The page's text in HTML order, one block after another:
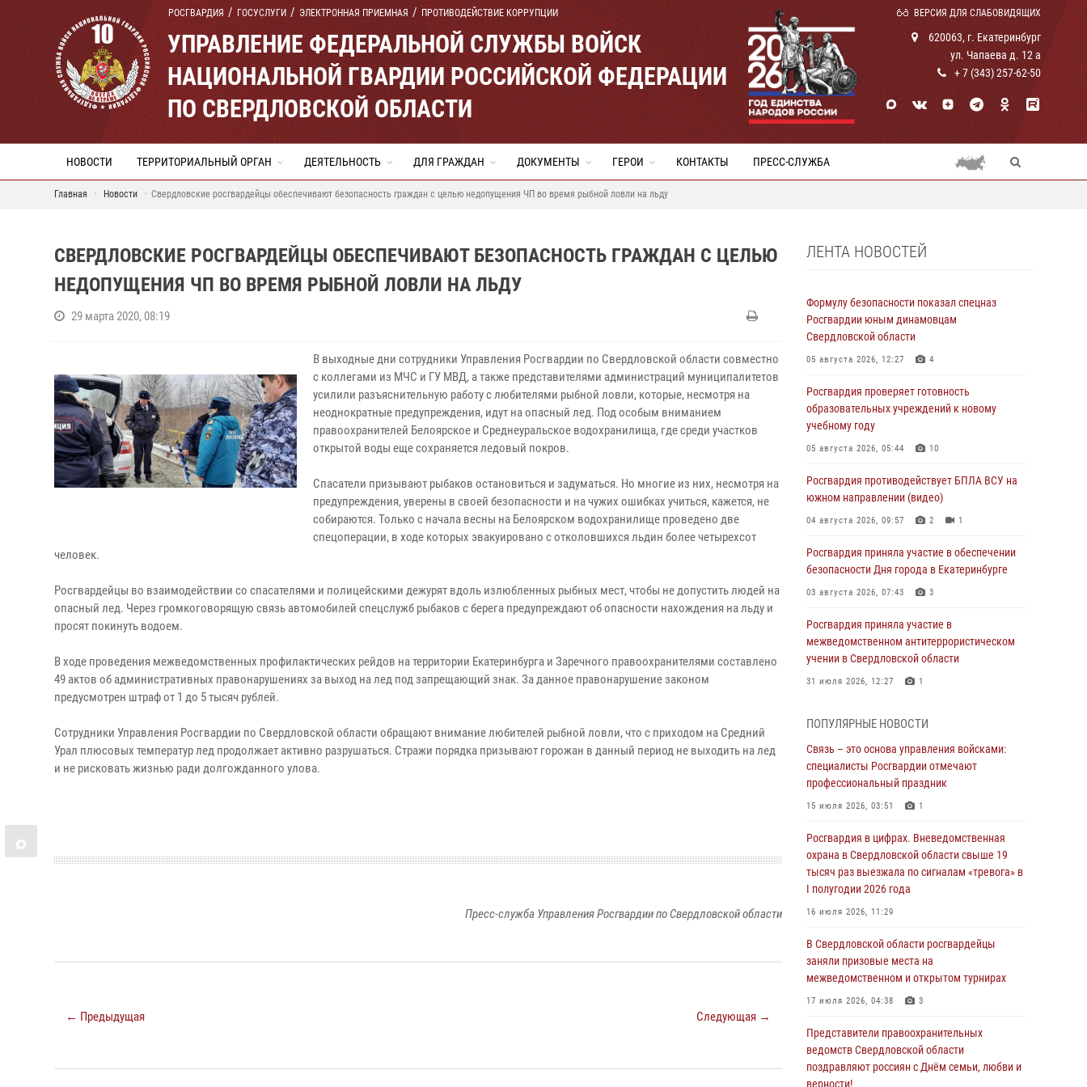
РОСГВАРДИЯ ГОСУСЛУГИ ЭЛЕКТРОННАЯ ПРИЕМНАЯ ПРОТИВОДЕЙСТВИЕ КОРРУПЦИИ ВЕРСИЯ ДЛЯ СЛАБОВИДЯЩИХ
УПРАВЛЕНИЕ ФЕДЕРАЛЬНОЙ СЛУЖБЫ ВОЙСК
НАЦИОНАЛЬНОЙ ГВАРДИИ РОССИЙСКОЙ ФЕДЕРАЦИИ
ПО СВЕРДЛОВСКОЙ ОБЛАСТИ
620063, г. Екатеринбург
ул. Чапаева д. 12 а
+ 7 (343) 257-62-50
НОВОСТИ ТЕРРИТОРИАЛЬНЫЙ ОРГАН ДЕЯТЕЛЬНОСТЬ ДЛЯ ГРАЖДАН ДОКУМЕНТЫ ГЕРОИ КОНТАКТЫ ПРЕСС-СЛУЖБА
Главная Новости Свердловские росгвардейцы обеспечивают безопасность граждан с целью недопущения ЧП во время рыбной ловли на льду
СВЕРДЛОВСКИЕ РОСГВАРДЕЙЦЫ ОБЕСПЕЧИВАЮТ БЕЗОПАСНОСТЬ ГРАЖДАН С ЦЕЛЬЮ
НЕДОПУЩЕНИЯ ЧП ВО ВРЕМЯ РЫБНОЙ ЛОВЛИ НА ЛЬДУ
29 марта 2020, 08:19
В выходные дни сотрудники Управления Росгвардии по Свердловской области совместно
с коллегами из МЧС и ГУ МВД, а также представителями администраций муниципалитетов
усилили разъяснительную работу с любителями рыбной ловли, которые, несмотря на
неоднократные предупреждения, идут на опасный лед. Под особым вниманием
правоохранителей Белоярское и Среднеуральское водохранилища, где среди участков
открытой воды еще сохраняется ледовый покров.
Спасатели призывают рыбаков остановиться и задуматься. Но многие из них, несмотря на
предупреждения, уверены в своей безопасности и на чужих ошибках учиться, кажется, не
собираются. Только с начала весны на Белоярском водохранилище проведено две
спецоперации, в ходе которых эвакуировано с отколовшихся льдин более четырехсот
человек.
Росгвардейцы во взаимодействии со спасателями и полицейскими дежурят вдоль излюбленных рыбных мест, чтобы не допустить людей на
опасный лед. Через громкоговорящую связь автомобилей спецслужб рыбаков с берега предупреждают об опасности нахождения на льду и
просят покинуть водоем.
В ходе проведения межведомственных профилактических рейдов на территории Екатеринбурга и Заречного правоохранителями составлено
49 актов об административных правонарушениях за выход на лед под запрещающий знак. За данное правонарушение законом
предусмотрен штраф от 1 до 5 тысяч рублей.
Сотрудники Управления Росгвардии по Свердловской области обращают внимание любителей рыбной ловли, что с приходом на Средний
Урал плюсовых температур лед продолжает активно разрушаться. Стражи порядка призывают горожан в данный период не выходить на лед
и не рисковать жизнью ради долгожданного улова.
Пресс-служба Управления Росгвардии по Свердловской области
← Предыдущая Следующая →
ЛЕНТА НОВОСТЕЙ
Формулу безопасности показал спецназ
Росгвардии юным динамовцам
Свердловской области
05 августа 2026, 12:27 4
Росгвардия проверяет готовность
образовательных учреждений к новому
учебному году
05 августа 2026, 05:44 10
Росгвардия противодействует БПЛА ВСУ на
южном направлении (видео)
04 августа 2026, 09:57 2 1
Росгвардия приняла участие в обеспечении
безопасности Дня города в Екатеринбурге
03 августа 2026, 07:43 3
Росгвардия приняла участие в
межведомственном антитеррористическом
учении в Свердловской области
31 июля 2026, 12:27 1
граждан на южном направлении
31 июля 2026, 06:56 1
Представитель Управления Росгвардии по
Свердловской области рассказал об итогах
телекомпании «Телекон»
30 июля 2026, 11:33 1
В Свердловской области росгвардейцы стали
призерами спартакиады «Динамо» памяти
29 июля 2026, 12:30 6
Православные священники поддержали
росгвардейцев в зоне СВО
Свердловские росгвардейцы завоевали
медали на окружном чемпионате по
ПОПУЛЯРНЫЕ НОВОСТИ
Связь – это основа управления войсками:
специалисты Росгвардии отмечают
профессиональный праздник
15 июля 2026, 03:51 1
Росгвардия в цифрах. Вневедомственная
охрана в Свердловской области свыше 19
тысяч раз выезжала по сигналам «тревога» в
I полугодии 2026 года
16 июля 2026, 11:29
В Свердловской области росгвардейцы
заняли призовые места на
межведомственном и открытом турнирах
17 июля 2026, 04:38 3
Представители правоохранительных
ведомств Свердловской области
поздравляют россиян с Днём семьи, любви и
верности!